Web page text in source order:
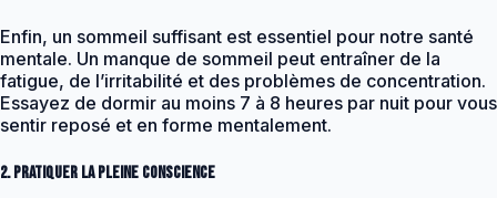
Enfin, un sommeil suffisant est essentiel pour notre santé
mentale. Un manque de sommeil peut entraîner de la
fatigue, de l’irritabilité et des problèmes de concentration.
Essayez de dormir au moins 7 à 8 heures par nuit pour vous
sentir reposé et en forme mentalement.
2. Pratiquer la pleine conscience